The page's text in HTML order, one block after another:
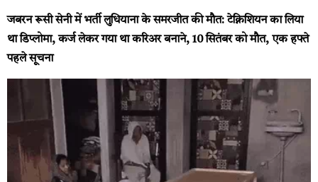
जबरन रूसी सेनी में भर्ती लुधियाना के समरजीत की मौत: टेक्निशियन का लिया
था डिप्लोमा, कर्ज लेकर गया था करिअर बनाने, 10 सितंबर को मौत, एक हफ्ते
पहले सूचना